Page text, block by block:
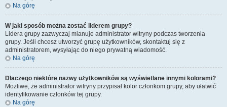
Na górę
W jaki sposób można zostać liderem grupy?
Lidera grupy zazwyczaj mianuje administrator witryny podczas tworzenia
grupy. Jeśli chcesz utworzyć grupę użytkowników, skontaktuj się z
administratorem, wysyłając do niego prywatną wiadomość.
Na górę
Dlaczego niektóre nazwy użytkowników są wyświetlane innymi kolorami?
Możliwe, że administrator witryny przypisał kolor członkom grupy, aby ułatwić
identyfikowanie członków tej grupy.
Na górę